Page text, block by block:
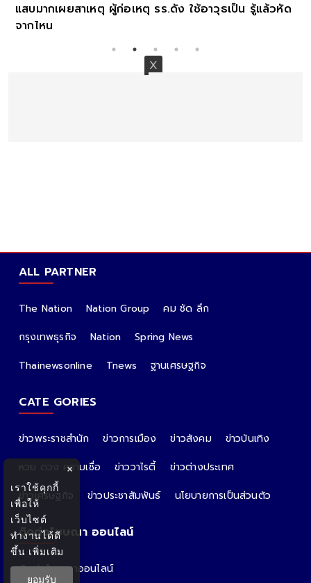
แสบมากเผยสาเหตุ ผู้ก่อเหตุ รร.ดัง ใช้อาวุธเป็น รู้แล้วหัด
จากไหน
ALL PARTNER
The Nation Nation Group
คม ชัด ลึก
กรุงเทพธุรกิจ
Nation
Spring News
Thainewsonline
Tnews ฐานเศรษฐกิจ
CATE GORIES
ข่าวพระราชสำนัก ข่าวการเมือง ข่าวสังคม
ข่าวบันเทิง
หวย ดวง ความเชื่อ
ข่าววาไรตี้
ข่าวต่างประเทศ
ข่าวเศรษฐกิจ
ข่าวประชาสัมพันธ์ นโยบายการเป็นส่วนตัว
ติดต่อโฆษณา ออนไลน์
ติดต่อโฆษณาออนไลน์
×
เราใช้คุกกี้
เพื่อให้
เว็บไซต์
ทำงานได้ดี
ขึ้น เพิ่มเติม
ยอมรับ